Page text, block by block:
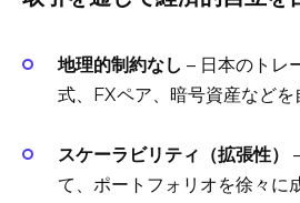
地理的制約なし – 日本のトレ
式、FXペア、暗号資産などを
スケーラビリティ（拡張性）
て、ポートフォリオを徐々に